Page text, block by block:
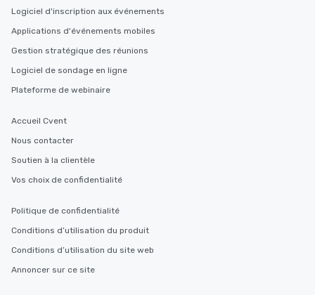
Logiciel d'inscription aux événements
Applications d'événements mobiles
Gestion stratégique des réunions
Logiciel de sondage en ligne
Plateforme de webinaire
Accueil Cvent
Nous contacter
Soutien à la clientèle
Vos choix de confidentialité
Politique de confidentialité
Conditions d’utilisation du produit
Conditions d’utilisation du site web
Annoncer sur ce site